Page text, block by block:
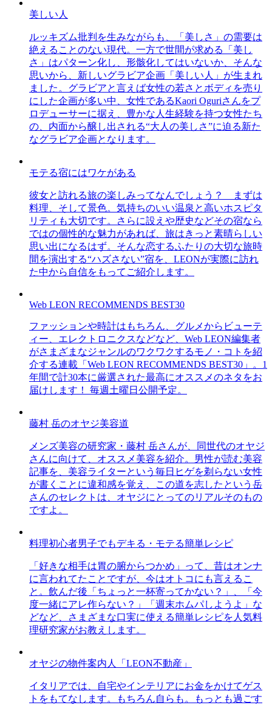
美しい人
ルッキズム批判を生みながらも、「美しさ」の需要は
絶えることのない現代。一方で世間が求める「美し
さ」はパターン化し、形骸化してはいないか、そんな
思いから、新しいグラビア企画「美しい人」が生まれ
ました。グラビアと言えば女性の若さとボディを売り
にした企画が多い中、女性であるKaori Oguriさんをプ
ロデューサーに据え、豊かな人生経験を持つ女性たち
の、内面から醸し出される“大人の美しさ”に迫る新た
なグラビア企画となります。
モテる宿にはワケがある
彼女と訪れる旅の楽しみってなんでしょう？ まずは
料理、そして景色。気持ちのいい温泉と高いホスピタ
リティも大切です。さらに設えや歴史などその宿なら
ではの個性的な魅力があれば、旅はきっと素晴らしい
思い出になるはず。そんな恋するふたりの大切な旅時
間を演出する“ハズさない”宿を、LEONが実際に訪れ
た中から自信をもってご紹介します。
Web LEON RECOMMENDS BEST30
ファッションや時計はもちろん、グルメからビューテ
ィー、エレクトロニクスなどなど、Web LEON編集者
がさまざまなジャンルのワクワクするモノ・コトを紹
介する連載「Web LEON RECOMMENDS BEST30」。1
年間で計30本に厳選された最高にオススメのネタをお
届けします！ 毎週土曜日公開予定。
藤村 岳のオヤジ美容道
メンズ美容の研究家・藤村 岳さんが、同世代のオヤジ
さんに向けて、オススメ美容を紹介。男性が読む美容
記事を、美容ライターという毎日ヒゲを剃らない女性
が書くことに違和感を覚え、この道を志したという岳
さんのセレクトは、オヤジにとってのリアルそのもの
ですよ。
料理初心者男子でもデキる・モテる簡単レシピ
「好きな相手は胃の腑からつかめ」って、昔はオンナ
に言われてたことですが、今はオトコにも言えるこ
と。飲んだ後「ちょっと一杯寄ってかない？」、「今
度一緒にアレ作らない？」「週末ホムパしようよ」な
どなど、さまざまな口実に使える簡単レシピを人気料
理研究家がお教えします。
オヤジの物件案内人「LEON不動産」
イタリアでは、自宅やインテリアにお金をかけてゲス
トをもてなします。もちろん自らも。もっとも過ごす